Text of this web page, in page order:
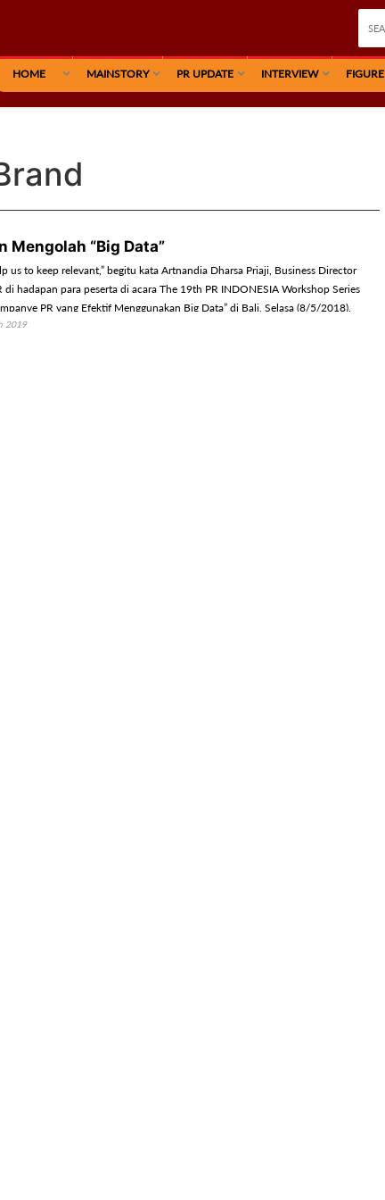
HOME MAINSTORY PR UPDATE INTERVIEW FIGURE
Mengolah “Big Data”
us to keep relevant,” begitu kata Artnandia Dharsa Priaji, Business Director
di hadapan para peserta di acara The 19th PR INDONESIA Workshop Series
PR yang Efektif Menggunakan Big Data” di Bali, Selasa (8/5/2018).
2019